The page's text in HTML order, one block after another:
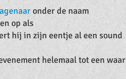
onder de naam
op als
hij in zijn eentje al een sound
helemaal tot een waar